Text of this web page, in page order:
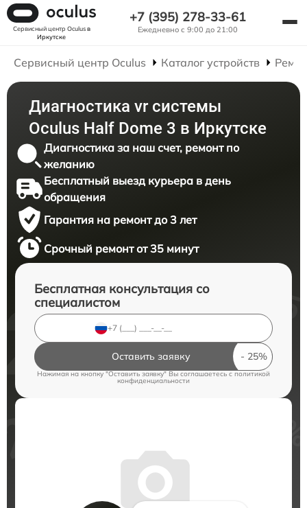
Сервисный центр Oculusв
Иркутске
+7 (395) 278-33-61
Ежедневно с 9:00 до 21:00
Сервисный центр Oculus Каталог устройств
Диагностика vr системы
Oculus Half Dome 3 в Иркутске
Диагностика за наш счет, ремонт по
желанию
Бесплатный выезд курьера в день
обращения
Гарантия на ремонт до 3 лет
Срочный ремонт от 35 минут
Бесплатная консультация со
специалистом
Оставить заявку
Нажимая на кнопку "Оставить заявку" Вы соглашаетесь cполитикой
конфиденциальности